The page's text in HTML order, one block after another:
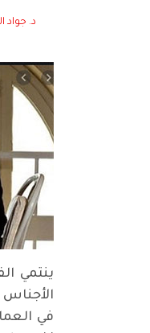
د. جواد
ينتمي
في